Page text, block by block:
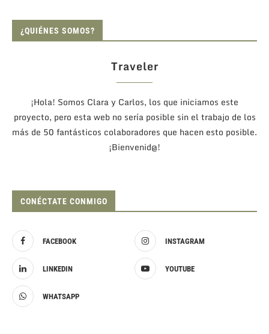
¿QUIÉNES SOMOS?
Traveler
¡Hola! Somos Clara y Carlos, los que iniciamos este
proyecto, pero esta web no sería posible sin el trabajo de los
más de 50 fantásticos colaboradores que hacen esto posible.
¡Bienvenid@!
CONÉCTATE CONMIGO
FACEBOOK INSTAGRAM
LINKEDIN YOUTUBE
WHATSAPP